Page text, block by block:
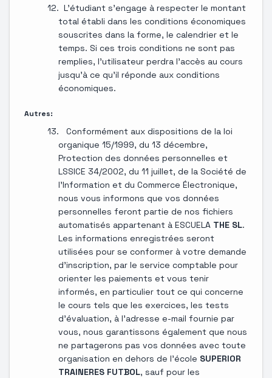
L'étudiant s'engage à respecter le montant
total établi dans les conditions économiques
souscrites dans la forme, le calendrier et le
temps. Si ces trois conditions ne sont pas
remplies, l'utilisateur perdra l'accès au cours
jusqu'à ce qu'il réponde aux conditions
économiques.
Autres:
Conformément aux dispositions de la loi
organique 15/1999, du 13 décembre,
Protection des données personnelles et
LSSICE 34/2002, du 11 juillet, de la Société de
l'Information et du Commerce Électronique,
nous vous informons que vos données
personnelles feront partie de nos fichiers
automatisés appartenant à ESCUELA THE SL.
Les informations enregistrées seront
utilisées pour se conformer à votre demande
d'inscription, par le service comptable pour
orienter les paiements et vous tenir
informés, en particulier tout ce qui concerne
le cours tels que les exercices, les tests
d'évaluation, à l'adresse e-mail fournie par
vous, nous garantissons également que nous
ne partagerons pas vos données avec toute
organisation en dehors de l'école SUPERIOR
TRAINERES FUTBOL, sauf pour les